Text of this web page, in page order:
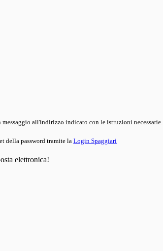
messaggio all'indirizzo indicato con le istruzioni necessarie.
della password tramite la Login Spaggiari
elettronica!